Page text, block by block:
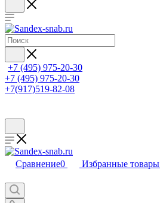
+7 (495) 975-20-30
+7 (495) 975-20-30
+7(917)519-82-08
Сравнение0 Избранные товары